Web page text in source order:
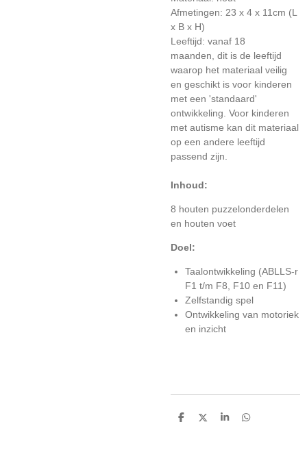
Afmetingen: 23 x 4 x 11cm (L
x B x H)
Leeftijd: vanaf 18
maanden, dit is de leeftijd
waarop het materiaal veilig
en geschikt is voor kinderen
met een 'standaard'
ontwikkeling. Voor kinderen
met autisme kan dit materiaal
op een andere leeftijd
passend zijn.
Inhoud:
8 houten puzzelonderdelen
en houten voet
Doel:
Taalontwikkeling (ABLLS-r
F1 t/m F8, F10 en F11)
Zelfstandig spel
Ontwikkeling van motoriek
en inzicht
D
D
S
D